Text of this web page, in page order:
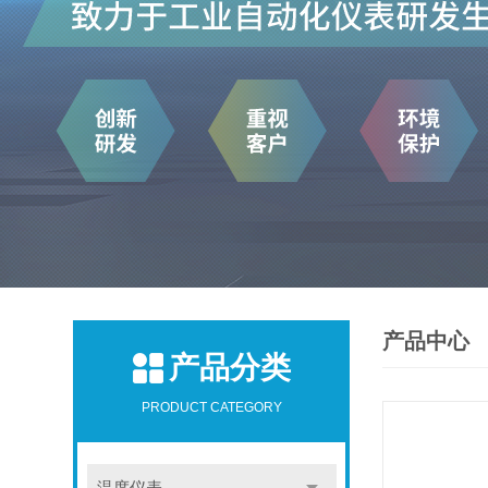
产品分类
PRODUCT CATEGORY
产品中心